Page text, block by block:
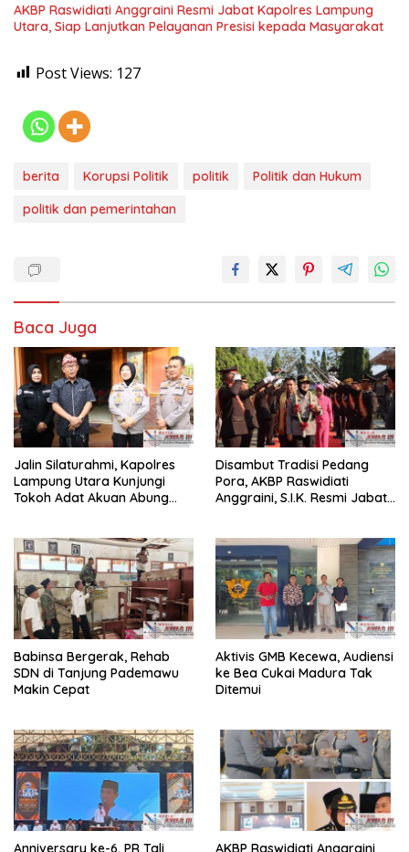
AKBP Raswidiati Anggraini Resmi Jabat Kapolres Lampung
Utara, Siap Lanjutkan Pelayanan Presisi kepada Masyarakat
Post Views: 127
berita Korupsi Politik politik
Politik dan Hukum
politik dan pemerintahan
Baca Juga
Jalin Silaturahmi, Kapolres
Lampung Utara Kunjungi
Tokoh Adat Akuan Abung
Disambut Tradisi Pedang
Pora, AKBP Raswidiati
Anggraini, S.I.K. Resmi Jabat
Babinsa Bergerak, Rehab
SDN di Tanjung Pademawu
Makin Cepat
Aktivis GMB Kecewa, Audiensi
ke Bea Cukai Madura Tak
Ditemui
Anniversary ke-6, PR Tali
AKBP Raswidiati Anggraini